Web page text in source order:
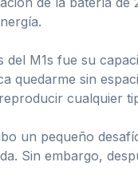
M1s fue su
quedarme sin
cualquier
un pequeño
Sin embargo,